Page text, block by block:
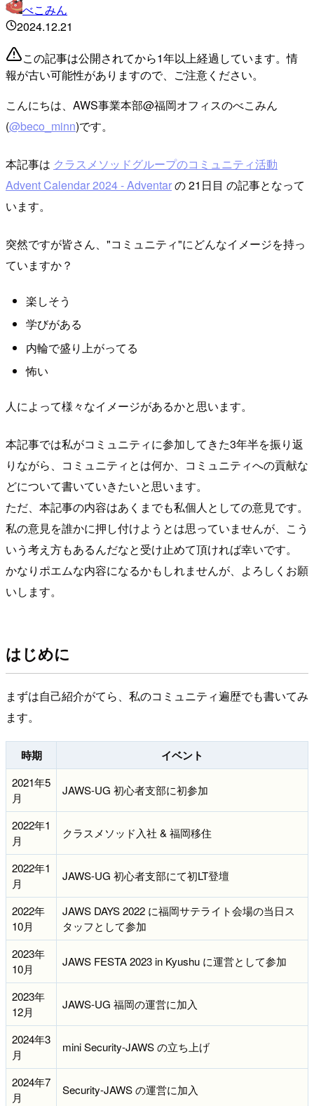
べこみん
2024.12.21
この記事は公開されてから1年以上経過しています。情
報が古い可能性がありますので、ご注意ください。
こんにちは、AWS事業本部@福岡オフィスのべこみん
(@beco_minn)です。
本記事は クラスメソッドグループのコミュニティ活動
Advent Calendar 2024 - Adventarの 21日目 の記事となって
います。
突然ですが皆さん、"コミュニティ"にどんなイメージを持っ
ていますか？
楽しそう
学びがある
内輪で盛り上がってる
怖い
人によって様々なイメージがあるかと思います。
本記事では私がコミュニティに参加してきた3年半を振り返
りながら、コミュニティとは何か、コミュニティへの貢献な
どについて書いていきたいと思います。
ただ、本記事の内容はあくまでも私個人としての意見です。
私の意見を誰かに押し付けようとは思っていませんが、こう
いう考え方もあるんだなと受け止めて頂ければ幸いです。
かなりポエムな内容になるかもしれませんが、よろしくお願
いします。
はじめに
まずは自己紹介がてら、私のコミュニティ遍歴でも書いてみ
ます。
時期 イベント
2021年5
月
JAWS-UG 初心者支部に初参加
2022年1
月
クラスメソッド入社 & 福岡移住
2022年1
月
JAWS-UG 初心者支部にて初LT登壇
2022年
10月
JAWS DAYS 2022 に福岡サテライト会場の当日ス
タッフとして参加
2023年
10月
JAWS FESTA 2023 in Kyushu に運営として参加
2023年
12月
JAWS-UG 福岡の運営に加入
2024年3
月
mini Security-JAWS の立ち上げ
2024年7
月
Security-JAWS の運営に加入